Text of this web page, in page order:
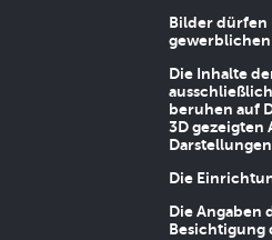
Bilder dürfen
Die Inhalte
beruhen auf
3D gezeigten
Die
Die
Besichtigung